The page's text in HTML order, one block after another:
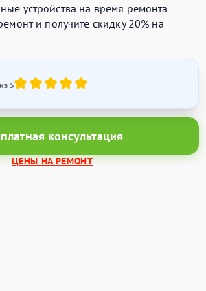
устройства на время ремонта
и получите скидку 20% на
из 5
консультация
ЦЕНЫ НА РЕМОНТ